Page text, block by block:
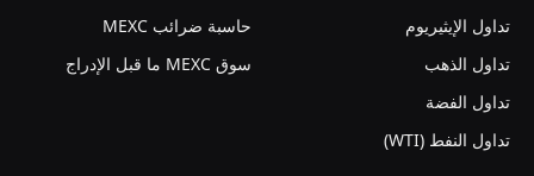
تداول الإيثيريوم
تداول الذهب
تداول الفضة
تداول النفط (WTI)
حاسبة ضرائب MEXC
سوق MEXC ما قبل الإدراج